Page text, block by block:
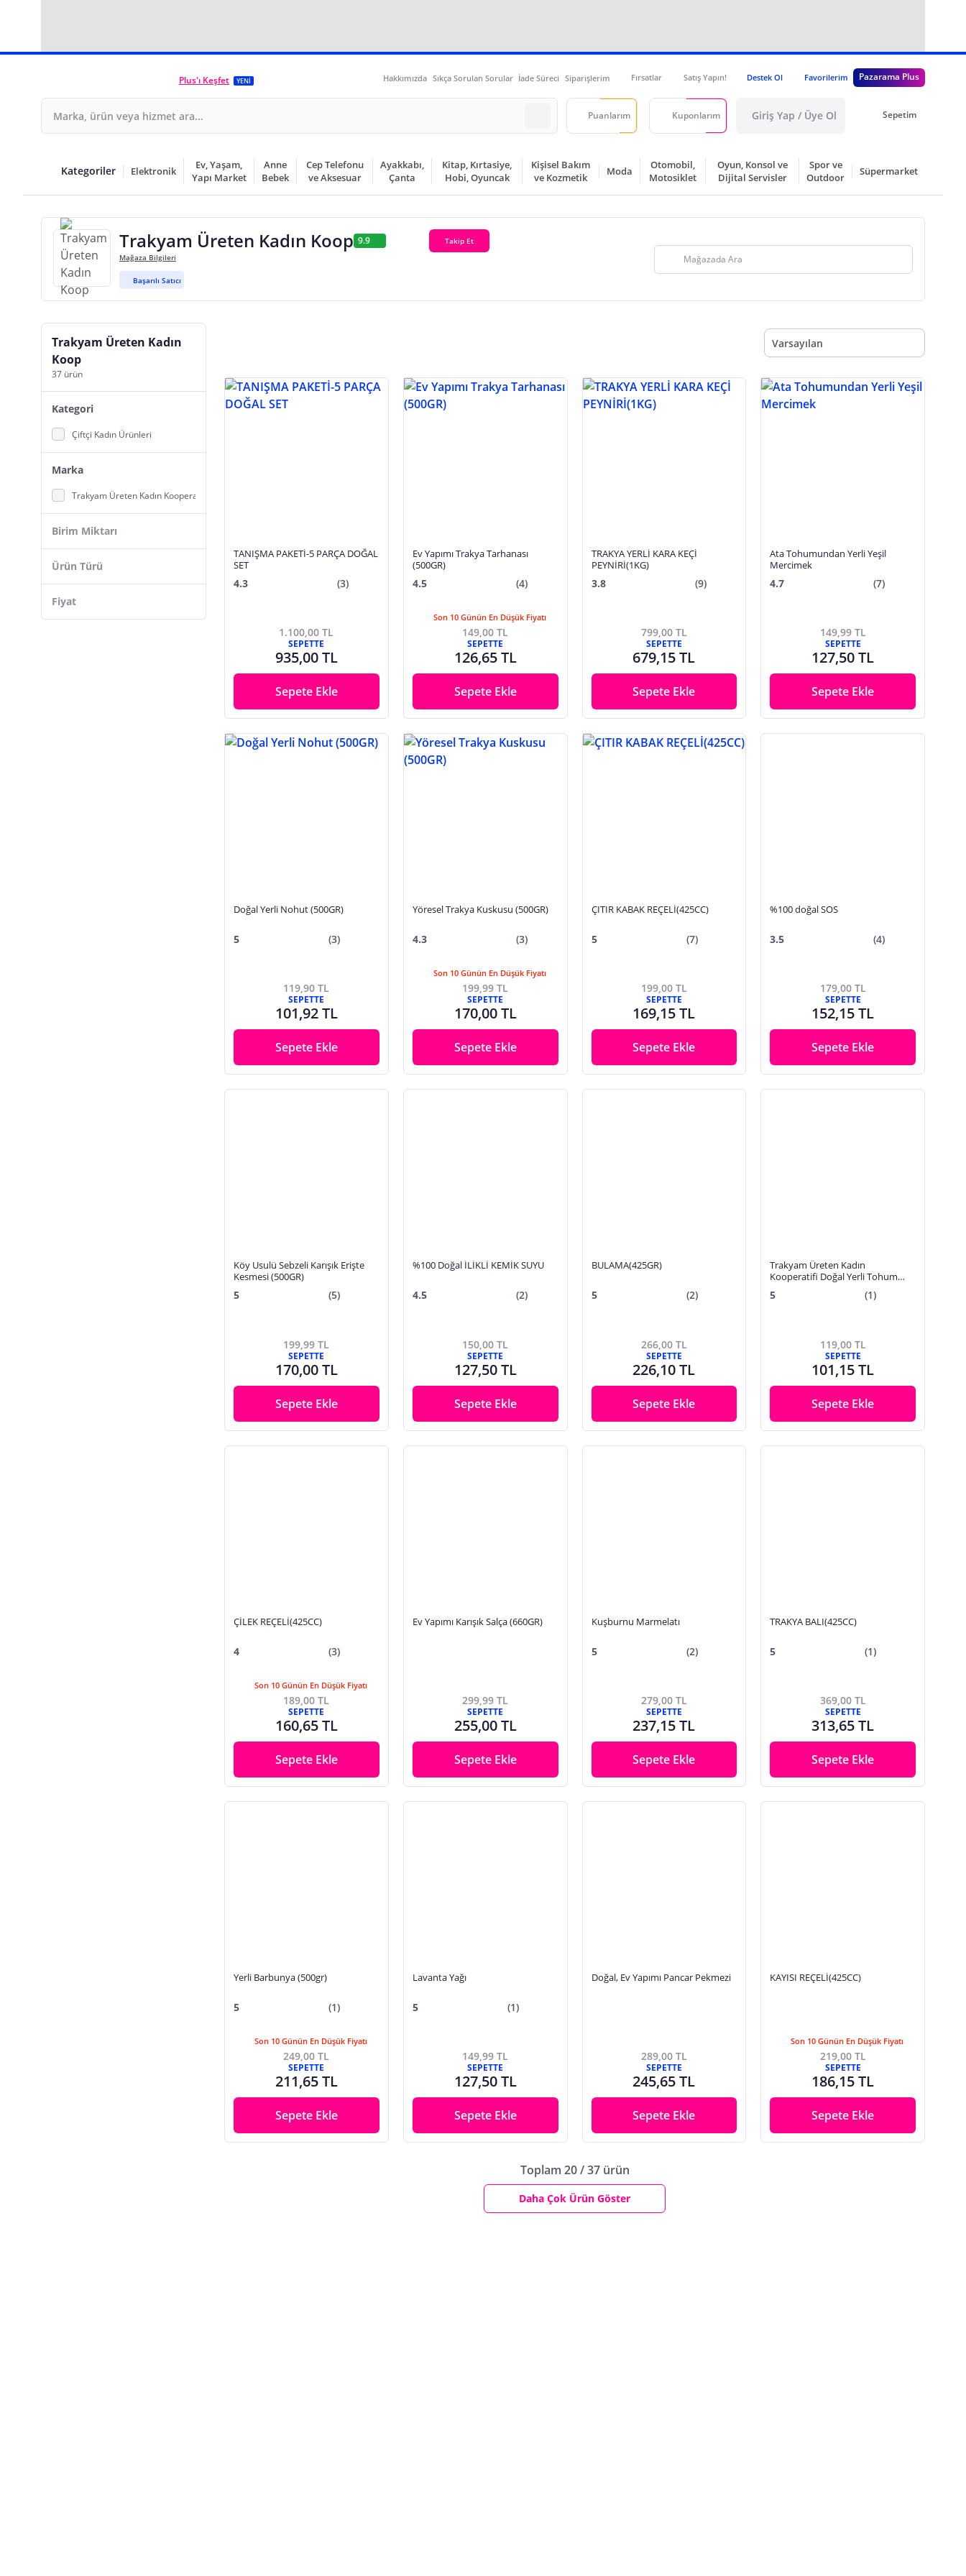
Plus'ı Keşfet YENİ Hakkımızda Sıkça Sorulan Sorular İade Süreci Siparişlerim Fırsatlar Satış Yapın! Destek Ol Favorilerim Pazarama Plus
Puanlarım Kuponlarım Giriş Yap / Üye Ol Sepetim
Kategoriler Elektronik
Ev, Yaşam,
Yapı Market
Anne
Bebek
Cep Telefonu
ve Aksesuar
Ayakkabı,
Çanta
Kitap, Kırtasiye,
Hobi, Oyuncak
Kişisel Bakım
ve Kozmetik
Moda
Otomobil,
Motosiklet
Oyun, Konsol ve
Dijital Servisler
Spor ve
Outdoor
Süpermarket
Trakyam Üreten Kadın Koop 9.9
Takip Et
Mağaza Bilgileri
Başarılı Satıcı
Trakyam Üreten Kadın
Koop
37 ürün
Kategori
Çiftçi Kadın Ürünleri
Marka
Trakyam Üreten Kadın Kooperatifi
Birim Miktarı
Ürün Türü
Fiyat
Varsayılan
TANIŞMA PAKETİ-5 PARÇA DOĞAL
SET
4.3 (3)
1.100,00 TL
SEPETTE
935,00 TL
Sepete Ekle
Ev Yapımı Trakya Tarhanası
(500GR)
4.5 (4)
Son 10 Günün En Düşük Fiyatı
149,00 TL
SEPETTE
126,65 TL
Sepete Ekle
TRAKYA YERLİ KARA KEÇİ
PEYNİRİ(1KG)
3.8 (9)
799,00 TL
SEPETTE
679,15 TL
Sepete Ekle
Ata Tohumundan Yerli Yeşil
Mercimek
4.7 (7)
149,99 TL
SEPETTE
127,50 TL
Sepete Ekle
Doğal Yerli Nohut (500GR)
5 (3)
119,90 TL
SEPETTE
101,92 TL
Sepete Ekle
Yöresel Trakya Kuskusu (500GR)
4.3 (3)
Son 10 Günün En Düşük Fiyatı
199,99 TL
SEPETTE
170,00 TL
Sepete Ekle
ÇITIR KABAK REÇELİ(425CC)
5 (7)
199,00 TL
SEPETTE
169,15 TL
Sepete Ekle
%100 doğal SOS
3.5 (4)
179,00 TL
SEPETTE
152,15 TL
Sepete Ekle
Köy Usulü Sebzeli Karışık Erişte
Kesmesi (500GR)
5 (5)
199,99 TL
SEPETTE
170,00 TL
Sepete Ekle
%100 Doğal İLİKLİ KEMİK SUYU
4.5 (2)
150,00 TL
SEPETTE
127,50 TL
Sepete Ekle
BULAMA(425GR)
5 (2)
266,00 TL
SEPETTE
226,10 TL
Sepete Ekle
Trakyam Üreten Kadın
Kooperatifi Doğal Yerli Tohum
5 (1)
119,00 TL
SEPETTE
101,15 TL
Sepete Ekle
ÇİLEK REÇELİ(425CC)
4 (3)
Son 10 Günün En Düşük Fiyatı
189,00 TL
SEPETTE
160,65 TL
Sepete Ekle
Ev Yapımı Karışık Salça (660GR)
299,99 TL
SEPETTE
255,00 TL
Sepete Ekle
Kuşburnu Marmelatı
5 (2)
279,00 TL
SEPETTE
237,15 TL
Sepete Ekle
TRAKYA BALI(425CC)
5 (1)
369,00 TL
SEPETTE
313,65 TL
Sepete Ekle
Yerli Barbunya (500gr)
5 (1)
Son 10 Günün En Düşük Fiyatı
249,00 TL
SEPETTE
211,65 TL
Sepete Ekle
Lavanta Yağı
5 (1)
149,99 TL
SEPETTE
127,50 TL
Sepete Ekle
Doğal, Ev Yapımı Pancar Pekmezi
289,00 TL
SEPETTE
245,65 TL
Sepete Ekle
KAYISI REÇELİ(425CC)
Son 10 Günün En Düşük Fiyatı
219,00 TL
SEPETTE
186,15 TL
Sepete Ekle
Toplam 20 / 37 ürün
Daha Çok Ürün Göster